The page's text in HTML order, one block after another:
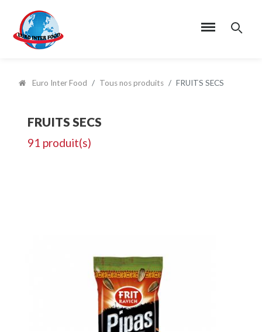
Euro Inter Food Tous nos produits FRUITS SECS
FRUITS SECS
91 produit(s)